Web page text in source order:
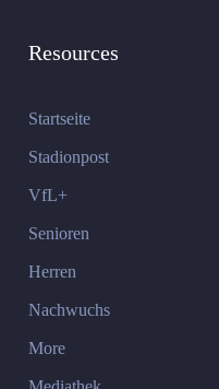
Resources
Startseite
Stadionpost
VfL+
Senioren
Herren
Nachwuchs
More